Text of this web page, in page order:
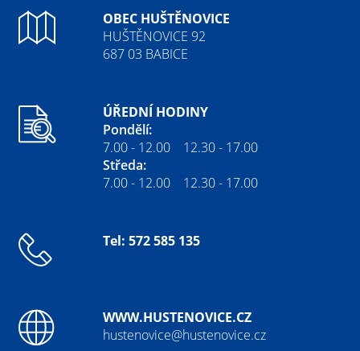
OBEC HUŠTĚNOVICE
HUŠTĚNOVICE 92
687 03 BABICE
ÚŘEDNÍ HODINY
Pondělí:
7.00 - 12.00 12.30 - 17.00
Středa:
7.00 - 12.00 12.30 - 17.00
Tel: 572 585 135
WWW.HUSTENOVICE.CZ
hustenovice@hustenovice.cz